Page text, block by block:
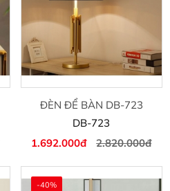
ĐÈN ĐỂ BÀN DB-723
DB-723
1.692.000đ
2.820.000đ
-40%